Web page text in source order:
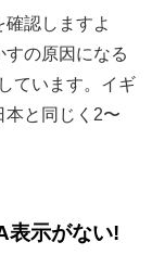
認しますよ
の原因になる
ています。イギ
本と同じく2〜
表示がない!